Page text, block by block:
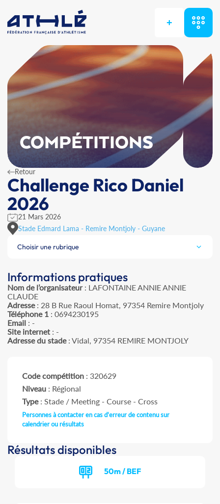
+
COMPÉTITIONS
Retour
Challenge Rico Daniel
2026
21 Mars 2026
Stade Edmard Lama - Remire Montjoly - Guyane
Choisir une rubrique
Informations pratiques
Nom de l’organisateur: LAFONTAINE ANNIE ANNIE
CLAUDE
Adresse: 28 B Rue Raoul Homat, 97354 Remire Montjoly
Téléphone 1 : 0694230195
Email : -
Site internet : -
Adresse du stade: Vidal, 97354 REMIRE MONTJOLY
Code compétition : 320629
Niveau : Régional
Type: Stade / Meeting - Course - Cross
Personnes à contacter en cas d'erreur de contenu sur
calendrier ou résultats
Résultats disponibles
50m / BEF